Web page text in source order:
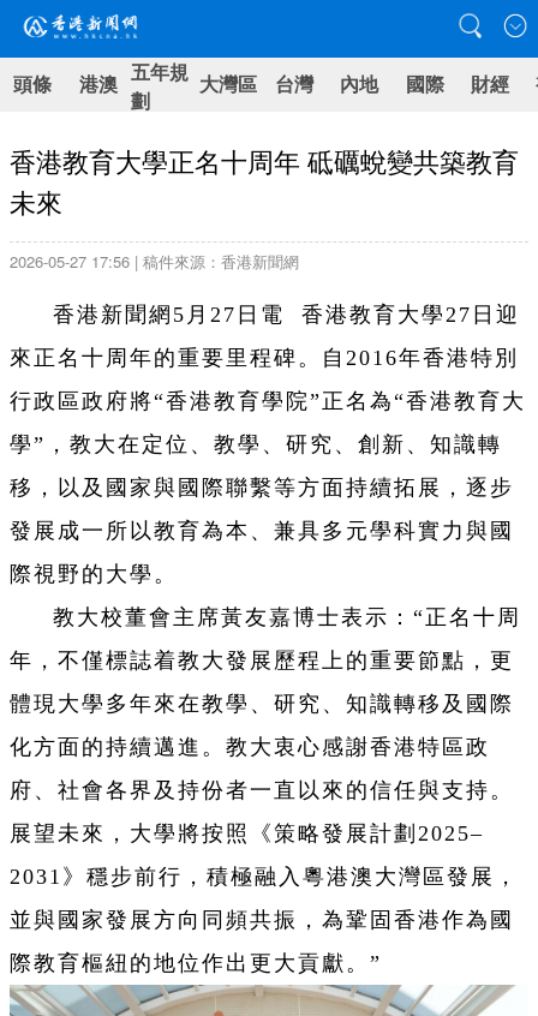
頭條 港澳 五年規
劃
大灣區 台灣 內地 國際 財經
香港教育大學正名十周年 砥礪蛻變共築教育
未來
2026-05-27 17:56 | 稿件來源：香港新聞網
香港新聞網5月27日電 香港教育大學27日迎
來正名十周年的重要里程碑。自2016年香港特別
行政區政府將“香港教育學院”正名為“香港教育大
學”，教大在定位、教學、研究、創新、知識轉
移，以及國家與國際聯繫等方面持續拓展，逐步
發展成一所以教育為本、兼具多元學科實力與國
際視野的大學。
教大校董會主席黃友嘉博士表示：“正名十周
年，不僅標誌着教大發展歷程上的重要節點，更
體現大學多年來在教學、研究、知識轉移及國際
化方面的持續邁進。教大衷心感謝香港特區政
府、社會各界及持份者一直以來的信任與支持。
展望未來，大學將按照《策略發展計劃2025–
2031》穩步前行，積極融入粵港澳大灣區發展，
並與國家發展方向同頻共振，為鞏固香港作為國
際教育樞紐的地位作出更大貢獻。”